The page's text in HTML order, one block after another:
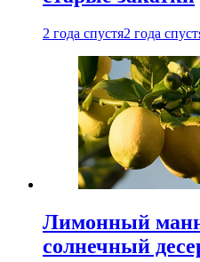
2 года спустя2 года
Лимонный
солнечный